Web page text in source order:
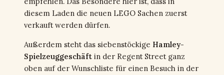
diesem Laden die neuen LEGO Sachen zuerst
verkauft werden dürfen.
Außerdem steht das siebenstöckige Hamley-
Spielzeuggeschäft in der Regent Street ganz
oben auf der Wunschliste für einen Besuch in der